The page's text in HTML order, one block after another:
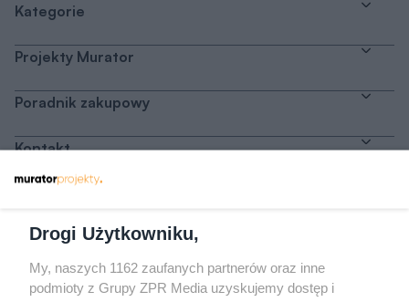
Kategorie
Projekty Murator
Poradnik zakupowy
Kontakt
Drogi Użytkowniku,
My, naszych 1162 zaufanych partnerów oraz inne
podmioty z Grupy ZPR Media uzyskujemy dostęp i